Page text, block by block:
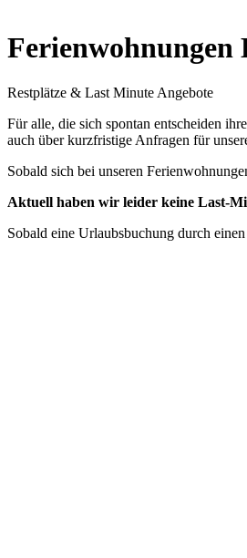
Ferienwohnungen
Restplätze & Last Minute Angebote
Für alle, die sich spontan entscheiden
auch über kurzfristige Anfragen für
Sobald sich bei unseren
Aktuell haben wir leider keine Last-
Sobald eine Urlaubsbuchung durch